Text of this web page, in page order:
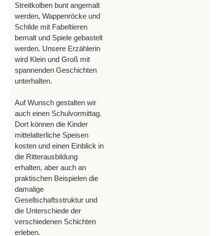
Streitkolben bunt angemalt
werden, Wappenröcke und
Schilde mit Fabeltieren
bemalt und Spiele gebastelt
werden. Unsere Erzählerin
wird Klein und Groß mit
spannenden Geschichten
unterhalten.
Auf Wunsch gestalten wir
auch einen Schulvormittag.
Dort können die Kinder
mittelalterliche Speisen
kosten und einen Einblick in
die Ritterausbildung
erhalten, aber auch an
praktischen Beispielen die
damalige
Gesellschaftsstruktur und
die Unterschiede der
verschiedenen Schichten
erleben.